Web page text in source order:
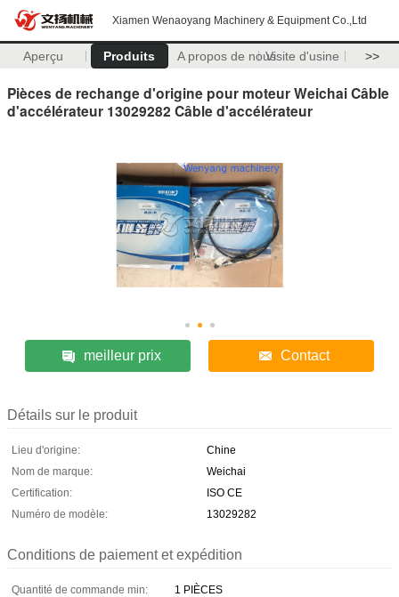
Xiamen Wenaoyang Machinery & Equipment Co.,Ltd
Aperçu Produits A propos de nousVisite d'usine >>
Pièces de rechange d'origine pour moteur Weichai Câble
d'accélérateur 13029282 Câble d'accélérateur
meilleur prix Contact
Détails sur le produit
Lieu d'origine:
Chine
Nom de marque:
Weichai
Certification:
ISO CE
Numéro de modèle:
13029282
Conditions de paiement et expédition
Quantité de commande min:
1 PIÈCES